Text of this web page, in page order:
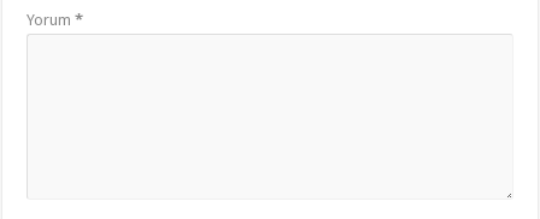
Yorum*